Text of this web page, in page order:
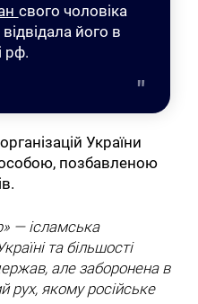
свого чоловіка
його в
рф.
України
позбавленою
— ісламська
та більшості
але заборонена в
рух, якому російське